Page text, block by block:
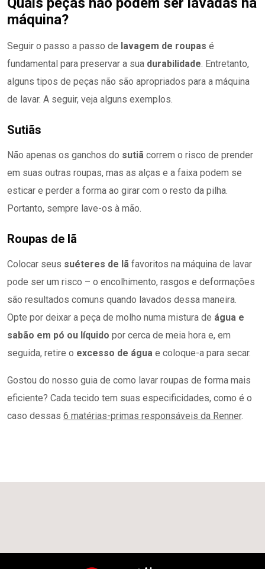
máquina?
Seguir o passo a passo de lavagem de roupas é
fundamental para preservar a sua durabilidade. Entretanto,
alguns tipos de peças não são apropriados para a máquina
de lavar. A seguir, veja alguns exemplos.
Sutiãs
Não apenas os ganchos do sutiã correm o risco de prender
em suas outras roupas, mas as alças e a faixa podem se
esticar e perder a forma ao girar com o resto da pilha.
Portanto, sempre lave-os à mão.
Roupas de lã
Colocar seus suéteres de lã favoritos na máquina de lavar
pode ser um risco – o encolhimento, rasgos e deformações
são resultados comuns quando lavados dessa maneira.
Opte por deixar a peça de molho numa mistura de água e
sabão em pó ou líquido por cerca de meia hora e, em
seguida, retire o excesso de água e coloque-a para secar.
Gostou do nosso guia de como lavar roupas de forma mais
eficiente? Cada tecido tem suas especificidades, como é o
caso dessas 6 matérias-primas responsáveis da Renner.